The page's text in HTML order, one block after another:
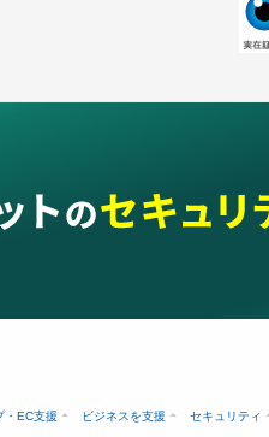
・EC支援 ビジネスを支援 セキュリティ